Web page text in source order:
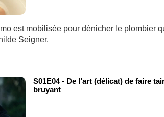
est mobilisée pour dénicher le plombier
Seigner.
S01E04 - De l’art (délicat) de faire
bruyant